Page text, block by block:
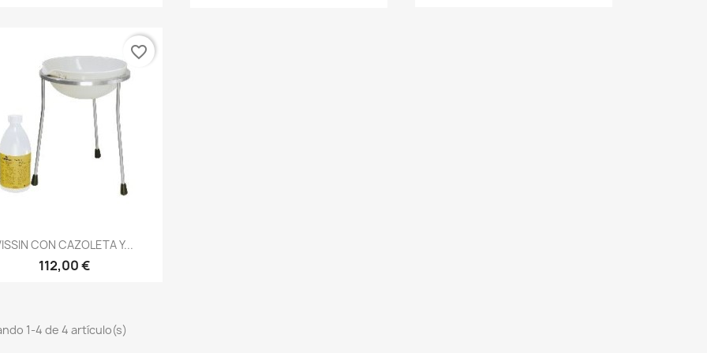
CON CAZOLETA Y...
112,00 €
favorite_border
1-4 de 4 artículo(s)